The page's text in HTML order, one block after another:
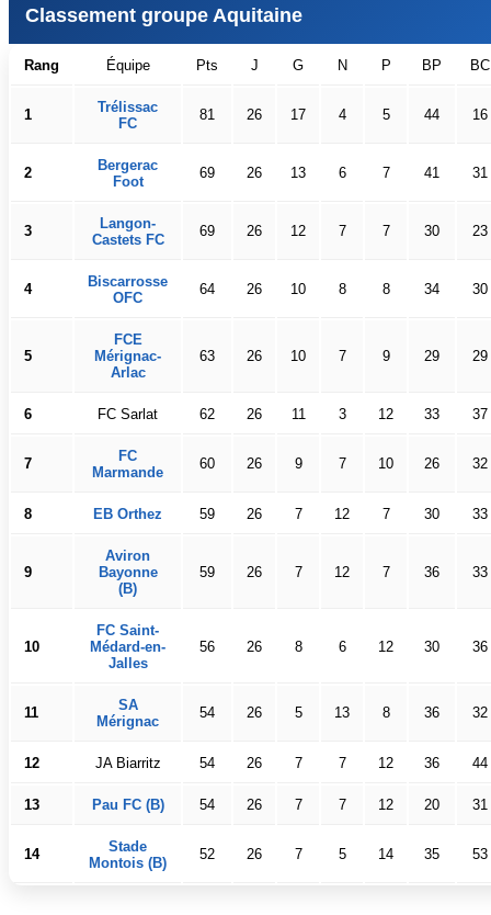
Classement groupe Aquitaine
Rang Équipe Pts J G N P BP BC
1
Trélissac
FC
81 26 17 4 5 44 16
2
Bergerac
Foot
69 26 13 6 7 41 31
3
Langon-
Castets FC
69 26 12 7 7 30 23
4
Biscarrosse
OFC
64 26 10 8 8 34 30
5
FCE
Mérignac-
Arlac
63 26 10 7 9 29 29
6 FC Sarlat 62 26 11 3 12 33 37
7
FC
Marmande
60 26 9 7 10 26 32
8 EB Orthez 59 26 7 12 7 30 33
9
Aviron
Bayonne
(B)
59 26 7 12 7 36 33
10
FC Saint-
Médard-en-
Jalles
56 26 8 6 12 30 36
11
SA
Mérignac
54 26 5 13 8 36 32
12 JA Biarritz 54 26 7 7 12 36 44
13 Pau FC (B) 54 26 7 7 12 20 31
14
Stade
Montois (B)
52 26 7 5 14 35 53